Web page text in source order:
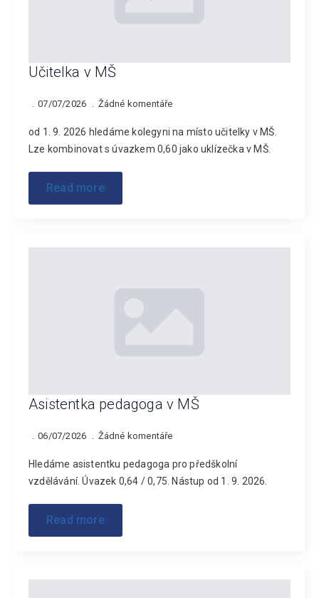
Učitelka v MŠ
07/07/2026 Žádné komentáře
od 1. 9. 2026 hledáme kolegyni na místo učitelky v MŠ.
Lze kombinovat s úvazkem 0,60 jako uklízečka v MŠ.
Read more
Asistentka pedagoga v MŠ
06/07/2026 Žádné komentáře
Hledáme asistentku pedagoga pro předškolní
vzdělávání. Úvazek 0,64 / 0,75. Nástup od 1. 9. 2026.
Read more